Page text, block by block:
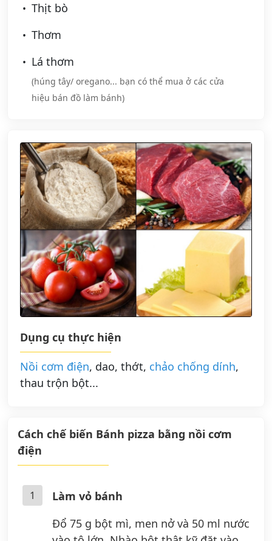
Thịt bò
Thơm
Lá thơm
(húng tây/ oregano... bạn có thể mua ở các cửa
hiệu bán đồ làm bánh)
Dụng cụ thực hiện
Nồi cơm điện, dao, thớt, chảo chống dính,
thau trộn bột...
Cách chế biến Bánh pizza bằng nồi cơm
điện
1
Làm vỏ bánh
Đổ 75 g bột mì, men nở và 50 ml nước